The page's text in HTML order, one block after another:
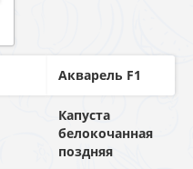
Акварель F1
Капуста
белокочанная
поздняя